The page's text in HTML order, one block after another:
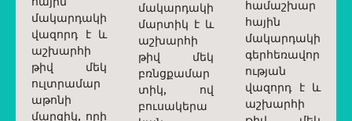
մակարդակի
վազորդ է և
աշխարհի
թիվ մեկ
ուլտրամար
աթոնի
մարզիկ, որի
մակարդակի
մարտիկ է և
աշխարհի
թիվ մեկ
բռնցքամար
տիկ, ով
բուսակերա
համաշխար
հային
մակարդակի
գերհեռավոր
ության
վազորդ է և
աշխարհի